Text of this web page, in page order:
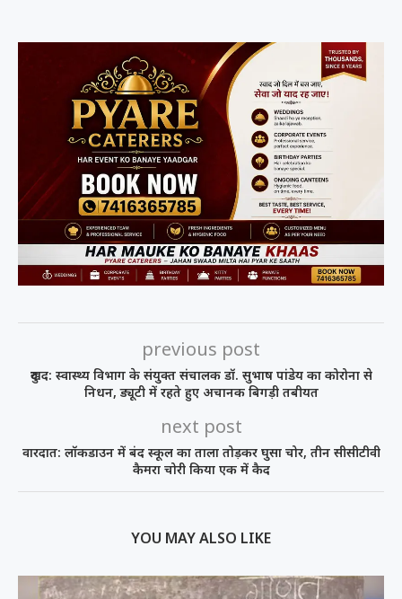
previous post
दुखद: स्वास्थ्य विभाग के संयुक्त संचालक डॉ. सुभाष पांडेय का कोरोना से
निधन, ड्यूटी में रहते हुए अचानक बिगड़ी तबीयत
next post
वारदात: लॉकडाउन में बंद स्कूल का ताला तोड़कर घुसा चोर, तीन सीसीटीवी
कैमरा चोरी किया एक में कैद
YOU MAY ALSO LIKE